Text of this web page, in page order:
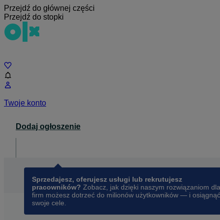
Przejdź do głównej części
Przejdź do stopki
Twoje konto
Dodaj ogłoszenie
Sprzedajesz, oferujesz usługi lub rekrutujesz
pracowników? Zobacz, jak dzięki naszym rozwiązaniom dla
firm możesz dotrzeć do milionów użytkowników — i osiągnąć
swoje cele.